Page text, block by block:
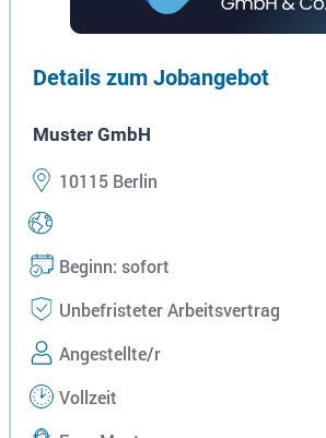
Details zum Jobangebot
Muster GmbH
10115 Berlin
Beginn: sofort
Unbefristeter Arbeitsvertrag
Angestellte/r
Vollzeit